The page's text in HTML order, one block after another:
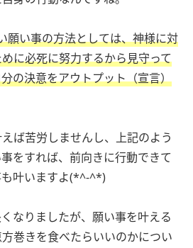
願い事の方法としては、神様に対
に必死に努力するから見守って
の決意をアウトプット（宣言）
ば苦労しませんし、上記のよう
をすれば、前向きに行動できて
も叶いますよ(*^-^*)
なりましたが、願い事を叶える
巻きを食べたらいいのかについ